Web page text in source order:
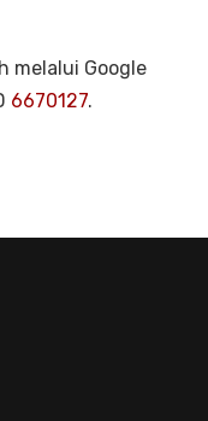
melalui Google
6670127.